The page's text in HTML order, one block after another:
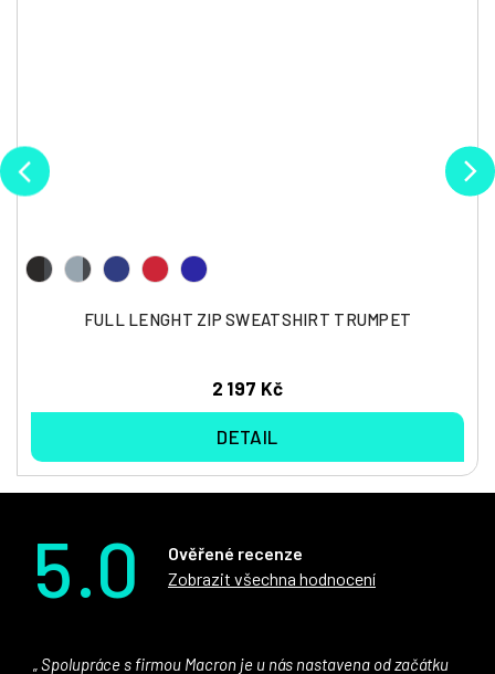
FULL LENGHT ZIP SWEATSHIRT TRUMPET
2 197 Kč
DETAIL
5.0
Ověřené recenze
Zobrazit všechna hodnocení